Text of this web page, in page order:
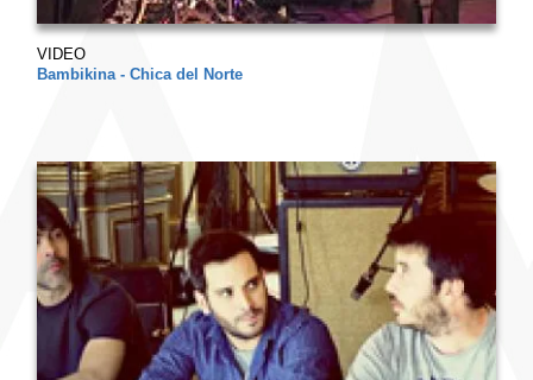
VIDEO
Bambikina - Chica del Norte